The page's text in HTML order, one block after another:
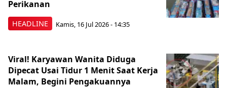
HEADLINE
Perikanan
Kamis, 16 Jul 2026 - 14:35
Viral! Karyawan Wanita Diduga
Dipecat Usai Tidur 1 Menit Saat Kerja
Malam, Begini Pengakuannya